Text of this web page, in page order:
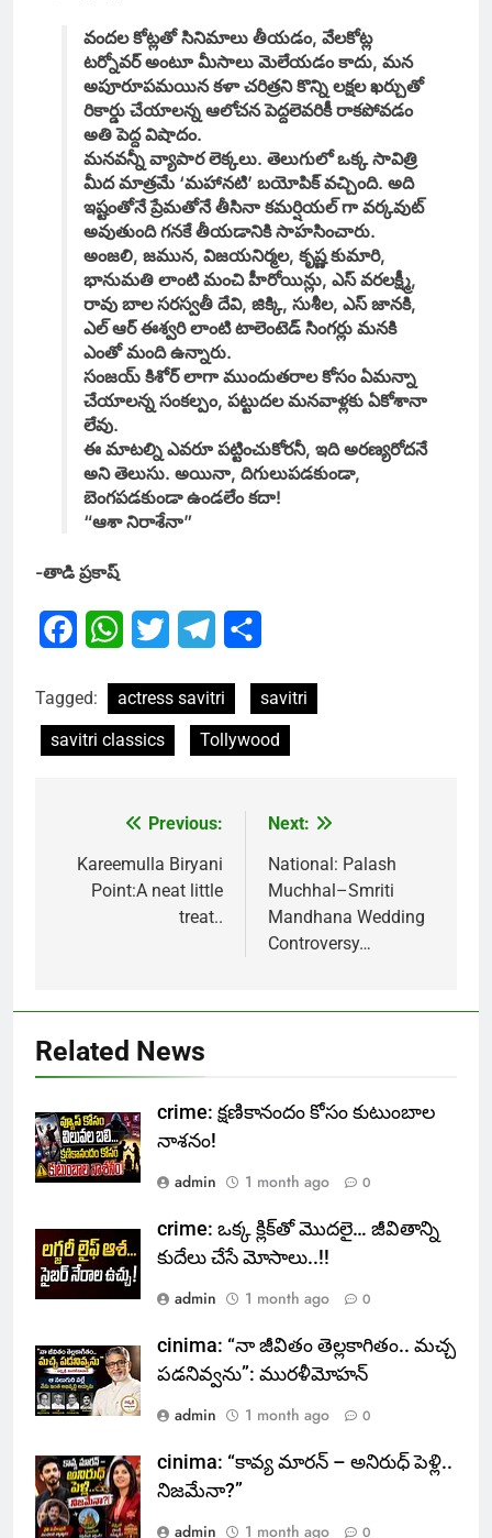
వందల కోట్లతో సినిమాలు తీయడం, వేలకోట్ల
టర్నోవర్ అంటూ మీసాలు మెలేయడం కాదు, మన
అపూరూపమయిన కళా చరిత్రని కొన్ని లక్షల ఖర్చుతో
రికార్డు చేయాలన్న ఆలోచన పెద్దలెవరికీ రాకపోవడం
అతి పెద్ద విషాదం.
మనవన్నీ వ్యాపార లెక్కలు. తెలుగులో ఒక్క సావిత్రి
మీద మాత్రమే ‘మహానటి’ బయోపిక్ వచ్చింది. అది
ఇష్టంతోనే ప్రేమతోనే తీసినా కమర్షియల్ గా వర్కవుట్
అవుతుంది గనకే తీయడానికి సాహసించారు.
అంజలి, జమున, విజయనిర్మల, కృష్ణ కుమారి,
భానుమతి లాంటి మంచి హీరోయిన్లు, ఎస్ వరలక్ష్మీ,
రావు బాల సరస్వతీ దేవి, జిక్కి, సుశీల, ఎస్ జానకి,
ఎల్ ఆర్ ఈశ్వరి లాంటి టాలెంటెడ్ సింగర్లు మనకి
ఎంతో మంది ఉన్నారు.
సంజయ్ కిశోర్ లాగా ముందుతరాల కోసం ఏమన్నా
చేయాలన్న సంకల్పం, పట్టుదల మనవాళ్లకు ఏకోశానా
లేవు.
ఈ మాటల్ని ఎవరూ పట్టించుకోరనీ, ఇది అరణ్యరోదనే
అని తెలుసు. అయినా, దిగులుపడకుండా,
బెంగపడకుండా ఉండలేం కదా!
“ఆశా నిరాశేనా”
-తాడి ప్రకాష్
FacebookWhatsApp
Twitter Telegram
Tagged: actress savitri
savitri
savitri classics
Tollywood
navigation
Previous:
Kareemulla Biryani
Point:A neat little
treat..
Next:
National: Palash
Muchhal–Smriti
Mandhana Wedding
Controversy…
Related News
crime: క్షణికానందం కోసం కుటుంబాల
నాశనం!
admin
1 month ago 0
crime: ఒక్క క్లిక్‌తో మొదలై… జీవితాన్ని
కుదేలు చేసే మోసాలు..!!
admin
1 month ago 0
cinima: “నా జీవితం తెల్లకాగితం.. మచ్చ
పడనివ్వను”: మురళీమోహన్
admin
1 month ago 0
cinima: “కావ్య మారన్ – అనిరుధ్ పెళ్లి..
నిజమేనా?”
admin
1 month ago 0